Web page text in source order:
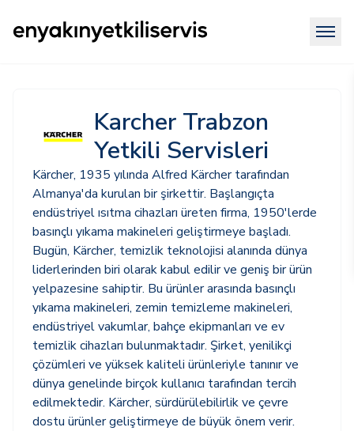
Karcher Trabzon
Yetkili Servisleri
Kärcher, 1935 yılında Alfred Kärcher tarafından
Almanya'da kurulan bir şirkettir. Başlangıçta
endüstriyel ısıtma cihazları üreten firma, 1950'lerde
basınçlı yıkama makineleri geliştirmeye başladı.
Bugün, Kärcher, temizlik teknolojisi alanında dünya
liderlerinden biri olarak kabul edilir ve geniş bir ürün
yelpazesine sahiptir. Bu ürünler arasında basınçlı
yıkama makineleri, zemin temizleme makineleri,
endüstriyel vakumlar, bahçe ekipmanları ve ev
temizlik cihazları bulunmaktadır. Şirket, yenilikçi
çözümleri ve yüksek kaliteli ürünleriyle tanınır ve
dünya genelinde birçok kullanıcı tarafından tercih
edilmektedir. Kärcher, sürdürülebilirlik ve çevre
dostu ürünler geliştirmeye de büyük önem verir.